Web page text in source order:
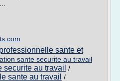
sante et
sante securite au travail
securite au travail /
sante au travail /